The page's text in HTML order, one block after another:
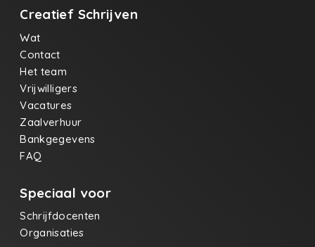
Creatief Schrijven
Wat
Contact
Het team
Vrijwilligers
Vacatures
Zaalverhuur
Bankgegevens
FAQ
Speciaal voor
Schrijfdocenten
Organisaties